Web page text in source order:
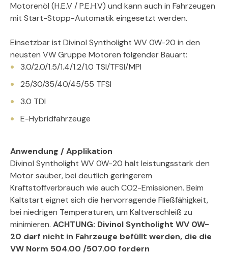
Motorenöl (H.E.V / P.E.H.V) und kann auch in Fahrzeugen
mit Start-Stopp-Automatik eingesetzt werden.
Einsetzbar ist Divinol Syntholight WV 0W-20 in den
neusten VW Gruppe Motoren folgender Bauart:
3.0/2.0/1.5/1.4/1.2/1.0 TSI/TFSI/MPI
25/30/35/40/45/55 TFSI
3.0 TDI
E-Hybridfahrzeuge
Anwendung / Applikation
Divinol Syntholight WV 0W-20 hält leistungsstark den
Motor sauber, bei deutlich geringerem
Kraftstoffverbrauch wie auch CO2-Emissionen. Beim
Kaltstart eignet sich die hervorragende Fließfähigkeit,
bei niedrigen Temperaturen, um Kaltverschleiß zu
minimieren. ACHTUNG: Divinol Syntholight WV 0W-
20 darf nicht in Fahrzeuge befüllt werden, die die
VW Norm 504.00 /507.00 fordern